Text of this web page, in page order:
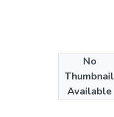
No
Thumbnail
Available
1985